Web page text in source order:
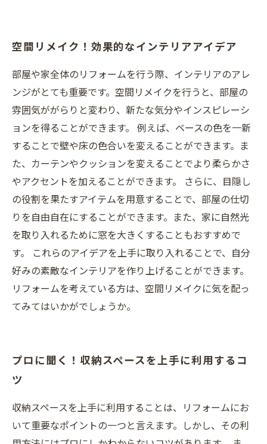
空間リメイク！効果的なインテリアアイデア
部屋や家全体のリフォームを行う際、インテリアのアレ
ンジがとても重要です。空間リメイクを行うと、部屋の
雰囲気ががらりと変わり、新たな気分やインスピレーシ
ョンを得ることができます。 例えば、ベースの色を一新
することで壁や床の色合いを変えることができます。ま
た、カーテンやクッションを変えることでより柔らかさ
やアクセントを加えることができます。 さらに、目隠し
の役割を果たすアイテムを用意することで、部屋の仕切
りを自由自在にすることができます。また、家に自然光
を取り入れるために窓を大きくすることもおすすめで
す。 これらのアイデアを上手に取り入れることで、自分
好みの素敵なインテリアを作り上げることができます。
リフォームを考えている方は、空間リメイクに気を配っ
てみてはいかがでしょうか。
プロに聞く！収納スペースを上手に利用するコ
ツ
収納スペースを上手に利用することは、リフォームにお
いて重要なポイントの一つと言えます。しかし、その利